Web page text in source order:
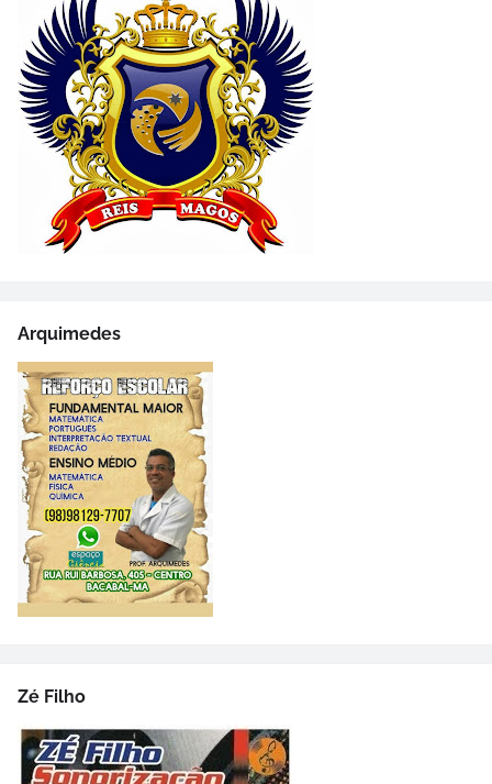
Arquimedes
Zé Filho